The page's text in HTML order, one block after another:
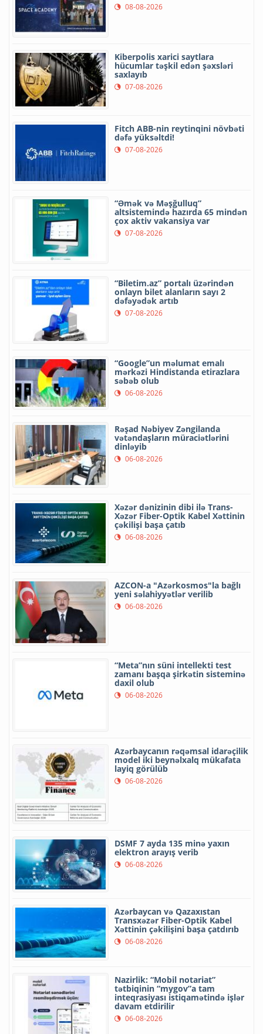
08-08-2026
Kiberpolis xarici saytlara
hücumlar təşkil edən şəxsləri
saxlayıb
07-08-2026
Fitch ABB-nin reytinqini növbəti
dəfə yüksəltdi!
07-08-2026
“Əmək və Məşğulluq”
altsistemində hazırda 65 mindən
çox aktiv vakansiya var
07-08-2026
“Biletim.az” portalı üzərindən
onlayn bilet alanların sayı 2
dəfəyədək artıb
07-08-2026
“Google”un məlumat emalı
mərkəzi Hindistanda etirazlara
səbəb olub
06-08-2026
Rəşad Nəbiyev Zəngilanda
vətəndaşların müraciətlərini
dinləyib
06-08-2026
Xəzər dənizinin dibi ilə Trans-
Xəzər Fiber-Optik Kabel Xəttinin
çəkilişi başa çatıb
06-08-2026
AZCON-a "Azərkosmos"la bağlı
yeni səlahiyyətlər verilib
06-08-2026
“Meta”nın süni intellekti test
zamanı başqa şirkətin sisteminə
daxil olub
06-08-2026
Azərbaycanın rəqəmsal idarəçilik
model iki beynəlxalq mükafata
layiq görülüb
06-08-2026
DSMF 7 ayda 135 minə yaxın
elektron arayış verib
06-08-2026
Azərbaycan və Qazaxıstan
Transxəzər Fiber-Optik Kabel
Xəttinin çəkilişini başa çatdırıb
06-08-2026
Nazirlik: “Mobil notariat”
tətbiqinin “mygov”a tam
inteqrasiyası istiqamətində işlər
davam etdirilir
06-08-2026